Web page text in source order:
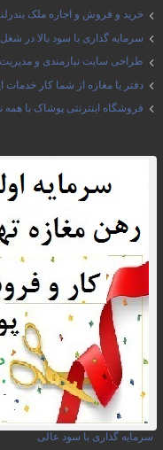
خرید و فروش و اجاره ملک
سرمایه گذاری با سود بالا در شغل
طراحی سایت نیازمندی و
دفتر یا مغازه از شما کار خدمات
فروشگاه اینترنتی پوشاک با
سرمایه گذاری با سود عالی